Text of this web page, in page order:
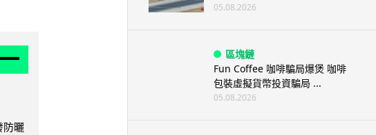
防曬
05.08.2026
區塊鏈
Fun Coffee 咖啡騙局爆煲 咖啡
包裝虛擬貨幣投資騙局 ...
05.08.2026